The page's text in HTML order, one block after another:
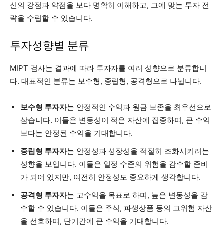
신의 강점과 약점을 보다 명확히 이해하고, 그에 맞는 투자 전
략을 수립할 수 있습니다.
투자성향별 분류
MIPT 검사는 결과에 따라 투자자를 여러 성향으로 분류합니
다. 대표적인 분류는 보수형, 중립형, 공격형으로 나뉩니다.
보수형 투자자는 안정적인 수익과 원금 보존을 최우선으로
삼습니다. 이들은 변동성이 적은 자산에 집중하며, 큰 수익
보다는 안정된 수익을 기대합니다.
중립형 투자자는 안정성과 성장성을 적절히 조화시키려는
성향을 보입니다. 이들은 일정 수준의 위험을 감수할 준비
가 되어 있지만, 여전히 안정성도 중요하게 생각합니다.
공격형 투자자는 고수익을 목표로 하며, 높은 변동성을 감
수할 수 있습니다. 이들은 주식, 파생상품 등의 고위험 자산
을 선호하며, 단기간에 큰 수익을 기대합니다.